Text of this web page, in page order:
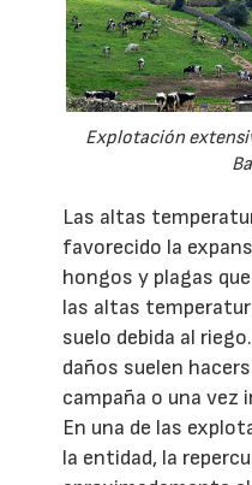
Explotación
Las altas
favorecido la
hongos y plagas
las altas
suelo debida al
daños suelen
campaña o una vez
En una de las
la entidad, la